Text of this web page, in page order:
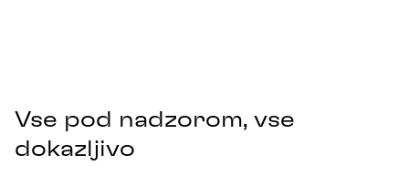
Vse pod nadzorom, vse
dokazljivo